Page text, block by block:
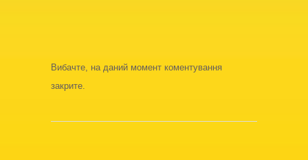
Вибачте, на даний момент коментування
закрите.